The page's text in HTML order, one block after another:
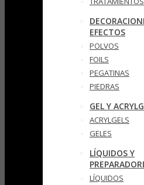
EFECTOS
POLVOS
FOILS
PEGATINAS
PIEDRAS
GEL Y
ACRYLGELS
GELES
LÍQUIDOS Y
LÍQUIDOS